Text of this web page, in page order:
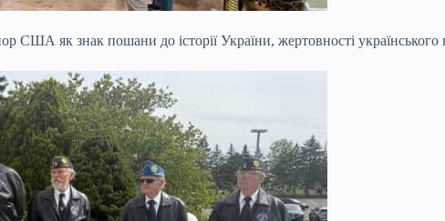
США як знак пошани до історії України, жертовності українського